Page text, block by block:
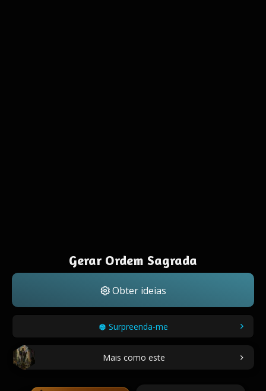
Gerar Ordem Sagrada
Obter ideias
Surpreenda-me
Mais como este